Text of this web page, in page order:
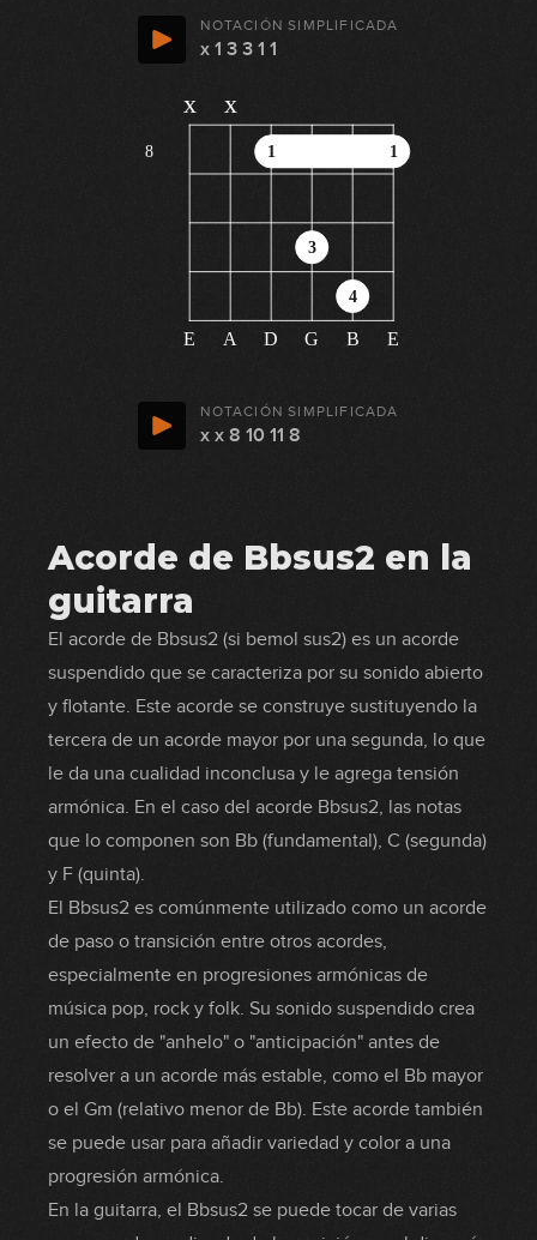
NOTACIÓN SIMPLIFICADA
x 1 3 3 1 1
8
E A D G B E
1 1
x x
3
4
NOTACIÓN SIMPLIFICADA
x x 8 10 11 8
Acorde de Bbsus2 en la
guitarra
El acorde de Bbsus2 (si bemol sus2) es un acorde
suspendido que se caracteriza por su sonido abierto
y flotante. Este acorde se construye sustituyendo la
tercera de un acorde mayor por una segunda, lo que
le da una cualidad inconclusa y le agrega tensión
armónica. En el caso del acorde Bbsus2, las notas
que lo componen son Bb (fundamental), C (segunda)
y F (quinta).
El Bbsus2 es comúnmente utilizado como un acorde
de paso o transición entre otros acordes,
especialmente en progresiones armónicas de
música pop, rock y folk. Su sonido suspendido crea
un efecto de "anhelo" o "anticipación" antes de
resolver a un acorde más estable, como el Bb mayor
o el Gm (relativo menor de Bb). Este acorde también
se puede usar para añadir variedad y color a una
progresión armónica.
En la guitarra, el Bbsus2 se puede tocar de varias